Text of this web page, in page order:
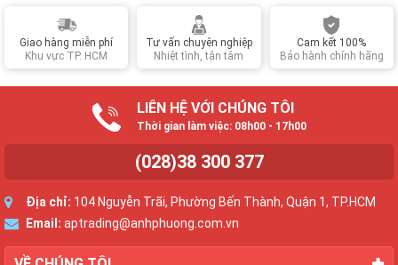
Giao hàng miễn phí
Khu vực TP. HCM
Tư vấn chuyên nghiệp
Nhiệt tình, tận tâm
Cam kết 100%
Bảo hành chính hãng
LIÊN HỆ VỚI CHÚNG TÔI
Thời gian làm việc: 08h00 - 17h00
(028)38 300 377
Địa chỉ: 104 Nguyễn Trãi, Phường Bến Thành, Quận 1, TP.HCM
Email: aptrading@anhphuong.com.vn